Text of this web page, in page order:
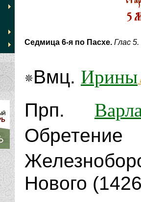
Седмица 6-я по Пасхе. Глас 5.
Вмц. Ирины
Прп.
Нового